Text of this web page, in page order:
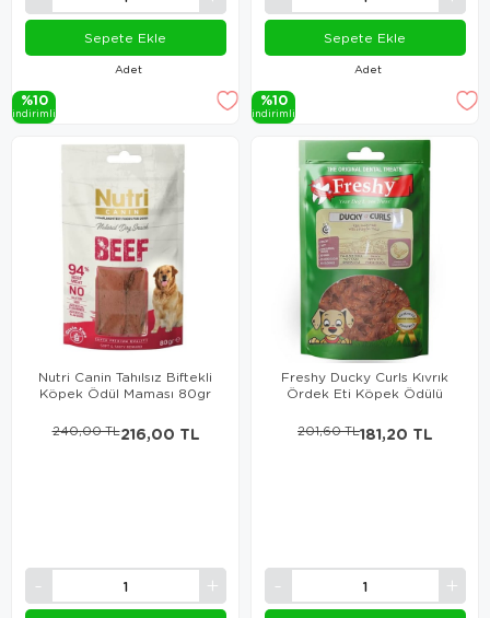
Adet
Sepete Ekle
%10
i̇ndi̇ri̇mli̇
Adet
Sepete Ekle
%10
i̇ndi̇ri̇mli̇
Nutri Canin Tahılsız Biftekli
Köpek Ödül Maması 80gr
216,00 TL
240,00 TL
Freshy Ducky Curls Kıvrık
Ördek Eti Köpek Ödülü
181,20 TL
201,60 TL